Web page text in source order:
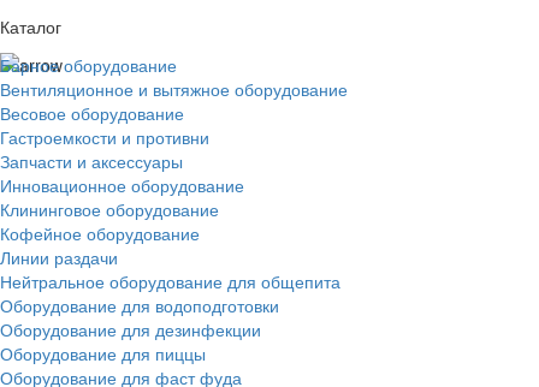
Каталог
Барное оборудование
Вентиляционное и вытяжное оборудование
Весовое оборудование
Гастроемкости и противни
Запчасти и аксессуары
Инновационное оборудование
Клининговое оборудование
Кофейное оборудование
Линии раздачи
Нейтральное оборудование для общепита
Оборудование для водоподготовки
Оборудование для дезинфекции
Оборудование для пиццы
Оборудование для фаст фуда